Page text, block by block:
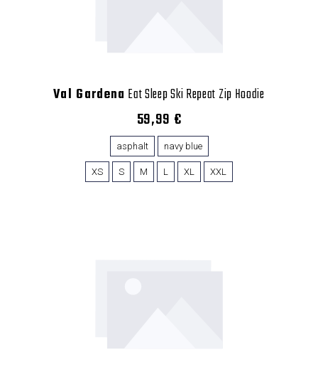
Val Gardena Eat Sleep Ski Repeat Zip Hoodie
59,99 €
asphalt navy blue
XS S M L XL XXL